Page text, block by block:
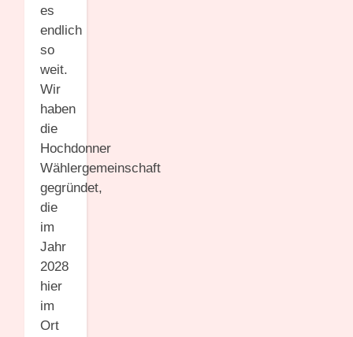
es
endlich
so
weit.
Wir
haben
die
Hochdonner
Wählergemeinschaft
gegründet,
die
im
Jahr
2028
hier
im
Ort